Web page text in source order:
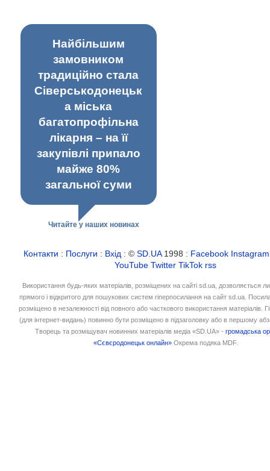
Найбільшим
замовником
традиційно стала
Сіверськодонецьк
а міська
багатопрофільна
лікарня – на її
закупівлі припало
майже 80%
загальної суми
Читайте у наших новинах
Контакти : Послуги : Вхід : ©SD.UA1998 : Facebook Instagram
YouTube Twitter TikTok rss
Використання будь-яких матеріалів, розміщених на сайті sd.ua, дозволяється
прямого і відкритого для пошукових систем гіперпосилання на сайт sd.ua.
розміщено в незалежності від повного або часткового використання матеріалів.
(для інтернет-видань) повинно бути розміщено в підзаголовку або в першому
Творець та розміщувач новинних матеріалів медіа «SD.UA» -громадська
«Сєвєродонецьк онлайн» Окрема подяка MDF.